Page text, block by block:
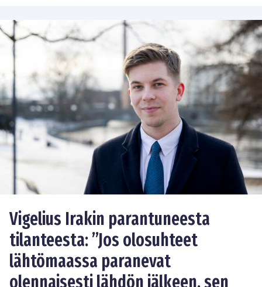
Vigelius Irakin parantuneesta
tilanteesta: ”Jos olosuhteet
lähtömaassa paranevat
olennaisesti lähdön jälkeen, sen